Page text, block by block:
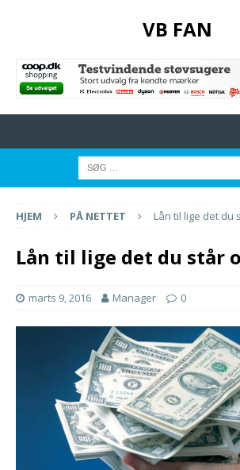
VB FAN
HJEM PÅ NETTET Lån til lige det du
Lån til lige det du står
marts 9, 2016 Manager 0